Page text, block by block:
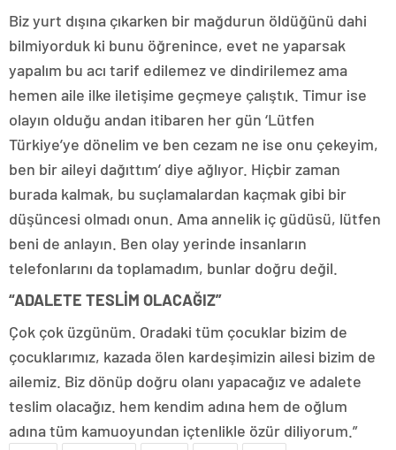
Biz yurt dışına çıkarken bir mağdurun öldüğünü dahi
bilmiyorduk ki bunu öğrenince, evet ne yaparsak
yapalım bu acı tarif edilemez ve dindirilemez ama
hemen aile ilke iletişime geçmeye çalıştık. Timur ise
olayın olduğu andan itibaren her gün ‘Lütfen
Türkiye’ye dönelim ve ben cezam ne ise onu çekeyim,
ben bir aileyi dağıttım’ diye ağlıyor. Hiçbir zaman
burada kalmak, bu suçlamalardan kaçmak gibi bir
düşüncesi olmadı onun. Ama annelik iç güdüsü, lütfen
beni de anlayın. Ben olay yerinde insanların
telefonlarını da toplamadım, bunlar doğru değil.
“ADALETE TESLİM OLACAĞIZ”
Çok çok üzgünüm. Oradaki tüm çocuklar bizim de
çocuklarımız, kazada ölen kardeşimizin ailesi bizim de
ailemiz. Biz dönüp doğru olanı yapacağız ve adalete
teslim olacağız. hem kendim adına hem de oğlum
adına tüm kamuoyundan içtenlikle özür diliyorum.”